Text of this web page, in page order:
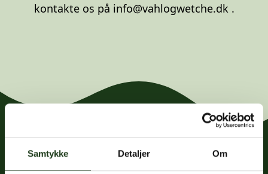
Samtykke Detaljer Om
kontakte os på info@vahlogwetche.dk.